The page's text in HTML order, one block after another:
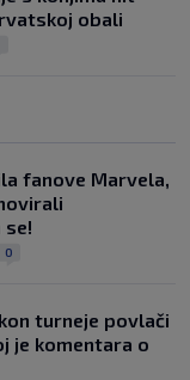
obali
fanove Marvela,
se!
0
turneje povlači
je komentara o